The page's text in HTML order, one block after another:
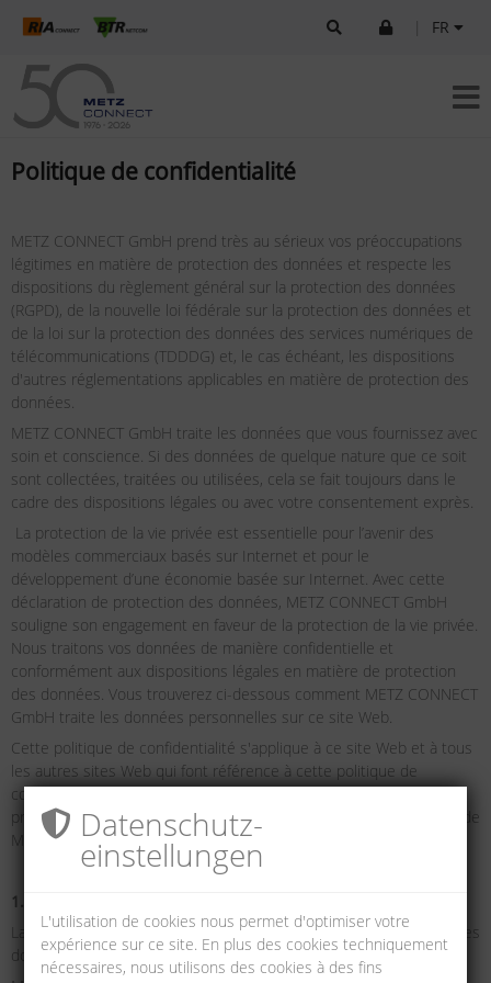
FR
Politique de confidentialité
METZ CONNECT GmbH prend très au sérieux vos préoccupations
légitimes en matière de protection des données et respecte les
dispositions du règlement général sur la protection des données
(RGPD), de la nouvelle loi fédérale sur la protection des données et
de la loi sur la protection des données des services numériques de
télécommunications (TDDDG) et, le cas échéant, les dispositions
d'autres réglementations applicables en matière de protection des
données.
METZ CONNECT GmbH traite les données que vous fournissez avec
soin et conscience. Si des données de quelque nature que ce soit
sont collectées, traitées ou utilisées, cela se fait toujours dans le
cadre des dispositions légales ou avec votre consentement exprès.
La protection de la vie privée est essentielle pour l’avenir des
modèles commerciaux basés sur Internet et pour le
développement d’une économie basée sur Internet. Avec cette
déclaration de protection des données, METZ CONNECT GmbH
souligne son engagement en faveur de la protection de la vie privée.
Nous traitons vos données de manière confidentielle et
conformément aux dispositions légales en matière de protection
des données. Vous trouverez ci-dessous comment METZ CONNECT
GmbH traite les données personnelles sur ce site Web.
Cette politique de confidentialité s'applique à ce site Web et à tous
les autres sites Web qui font référence à cette politique de
confidentialité. Des réglementations différentes en matière de
protection des données peuvent s'appliquer à certaines sociétés de
METZ CONNECT GmbH.
1. Nom et coordonnées de l'organisme responsable
La présente politique de confidentialité s'applique au traitement des
données par :
Datenschutz­
einstellungen
L'utilisation de cookies nous permet d'optimiser votre
expérience sur ce site. En plus des cookies techniquement
nécessaires, nous utilisons des cookies à des fins